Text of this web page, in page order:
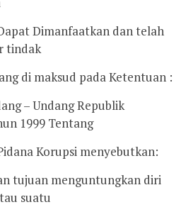
Dimanfaatkan dan telah
tindak
di maksud pada Ketentuan :
– Undang Republik
1999 Tentang
Korupsi menyebutkan:
tujuan menguntungkan diri
suatu